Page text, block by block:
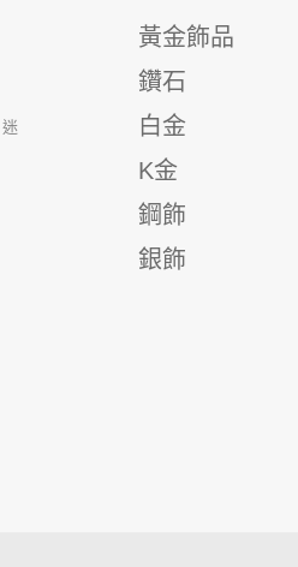
黃金飾品
鑽石
白金
K金
鋼飾
銀飾